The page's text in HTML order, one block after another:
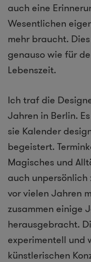
auch eine
Wesentlichen
mehr braucht.
genauso wie für
Lebenszeit.
Ich traf die
Jahren in Berlin.
sie Kalender
begeistert.
Magisches und
auch
vor vielen Jahren
zusammen einige
herausgebracht.
experimentell und
künstlerischen